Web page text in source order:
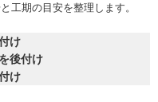
工期の目安を整理します。
け
後付け
け